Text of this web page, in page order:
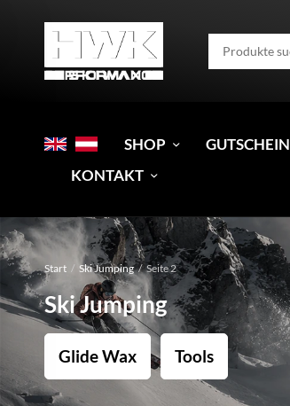
SHOP GUTSCHEIN
KONTAKT
Start / Ski Jumping / Seite 2
Ski Jumping
Glide Wax Tools